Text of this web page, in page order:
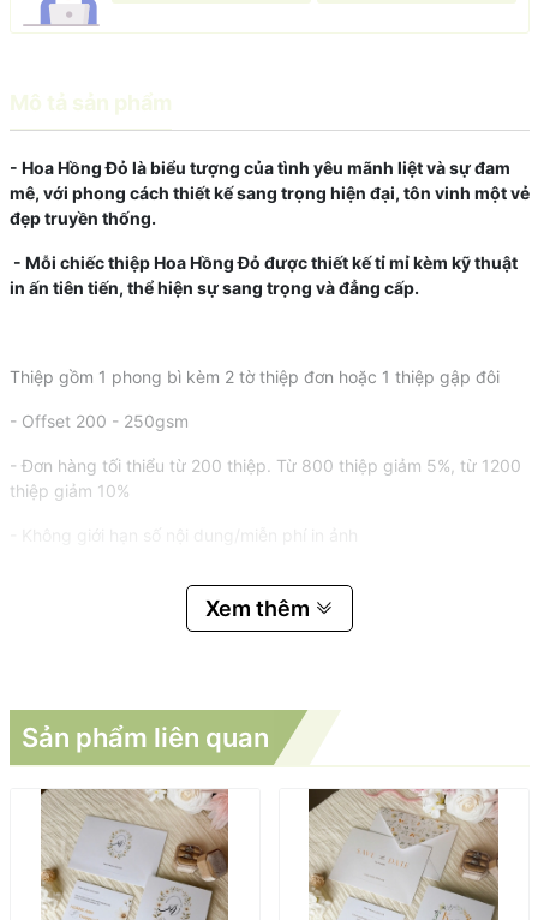
Mô tả sản phẩm
- Hoa Hồng Đỏ là biểu tượng của tình yêu mãnh liệt và sự đam
mê, với phong cách thiết kế sang trọng hiện đại, tôn vinh một vẻ
đẹp truyền thống.
- Mỗi chiếc thiệp Hoa Hồng Đỏ được thiết kế tỉ mỉ kèm kỹ thuật
in ấn tiên tiến, thể hiện sự sang trọng và đẳng cấp.
Thiệp gồm 1 phong bì kèm 2 tờ thiệp đơn hoặc 1 thiệp gập đôi
- Offset 200 - 250gsm
- Đơn hàng tối thiểu từ 200 thiệp. Từ 800 thiệp giảm 5%, từ 1200
thiệp giảm 10%
Xem thêm
Sản phẩm liên quan